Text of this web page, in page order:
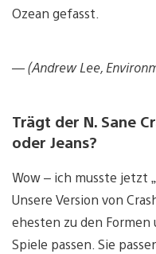
Ozean gefasst.
— (Andrew Lee,
Trägt der N. Sane
oder Jeans?
Wow – ich musste jetzt
Unsere Version von
ehesten zu den Formen
Spiele passen. Sie